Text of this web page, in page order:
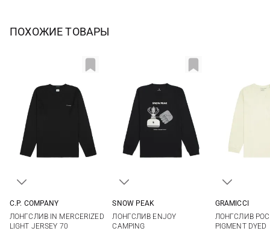
ПОХОЖИЕ ТОВАРЫ
C.P. COMPANY
ЛОНГСЛИВ IN MERCERIZED
LIGHT JERSEY 70
SNOW PEAK
ЛОНГСЛИВ ENJOY
CAMPING
XL
GRAMICCI
ЛОНГСЛИВ
PIGMENT DYED